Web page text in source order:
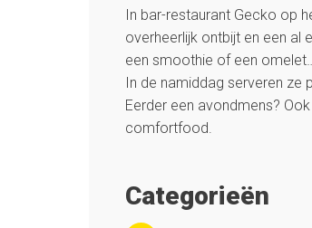
In bar-restaurant Gecko op
overheerlijk ontbijt en een al
een smoothie of een
In de namiddag serveren ze
Eerder een avondmens?
comfortfood.
Categorieën